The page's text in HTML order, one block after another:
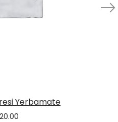
Yerbamate